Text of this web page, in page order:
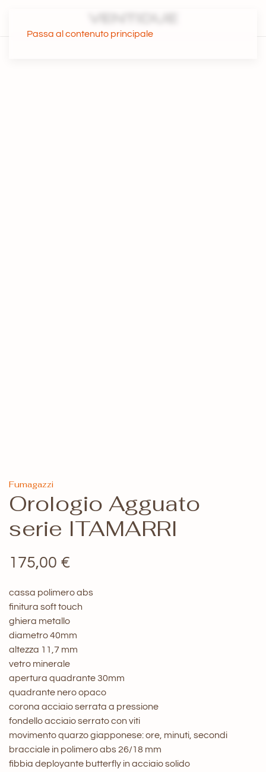
Passa al contenuto principale
Fumagazzi
Orologio Agguato
serie ITAMARRI
175,00 €
cassa polimero abs
finitura soft touch
ghiera metallo
diametro 40mm
altezza 11,7 mm
vetro minerale
apertura quadrante 30mm
quadrante nero opaco
corona acciaio serrata a pressione
fondello acciaio serrato con viti
movimento quarzo giapponese: ore, minuti, secondi
bracciale in polimero abs 26/18 mm
fibbia deployante butterfly in acciaio solido